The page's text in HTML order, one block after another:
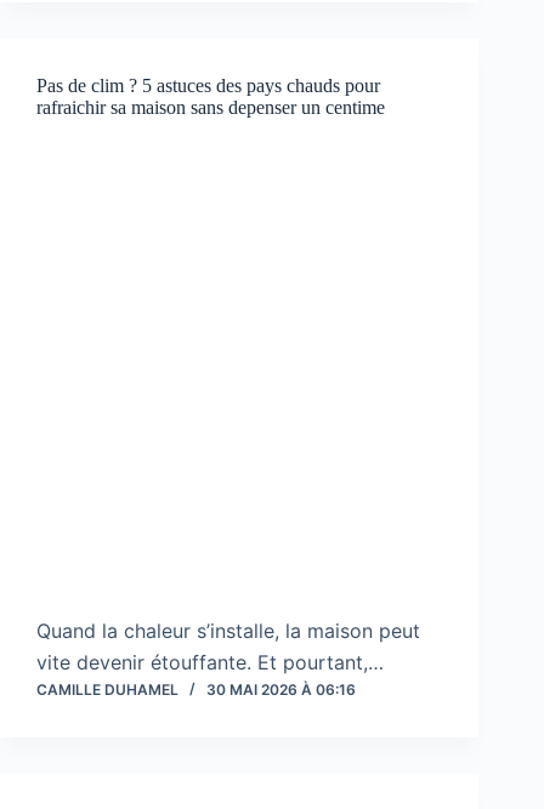
Pas de clim ? 5 astuces des pays chauds pour
rafraichir sa maison sans depenser un centime
Quand la chaleur s’installe, la maison peut
vite devenir étouffante. Et pourtant,…
CAMILLE DUHAMEL 30 MAI 2026 À 06:16